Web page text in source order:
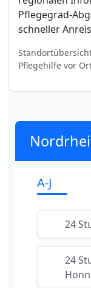
Pflegegrad-
schneller
Pflegehilfe vor
A-J
24
24